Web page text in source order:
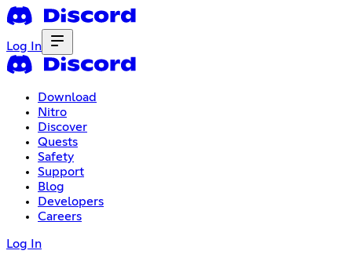
Log In
Download
Nitro
Discover
Quests
Safety
Support
Blog
Developers
Careers
Log In